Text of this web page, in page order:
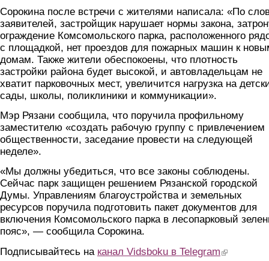
Сорокина после встречи с жителями написала: «По
заявителей, застройщик нарушает нормы закона,
ограждение Комсомольского парка, расположенного
с площадкой, нет проездов для пожарных машин к
домам. Также жители обеспокоены, что плотность
застройки района будет высокой, и автовладельцам не
хватит парковочных мест, увеличится нагрузка на
сады, школы, поликлиники и коммуникации».
Мэр Рязани сообщила, что поручила профильному
заместителю «создать рабочую группу с привлечением
общественности, заседание провести на следующей
неделе».
«Мы должны убедиться, что все законы соблюдены.
Сейчас парк защищен решением Рязанской городской
Думы. Управлениям благоустройства и земельных
ресурсов поручила подготовить пакет документов для
включения Комсомольского парка в лесопарковый
пояс», — сообщила Сорокина.
Подписывайтесь на канал Vidsboku в Telegram (link is